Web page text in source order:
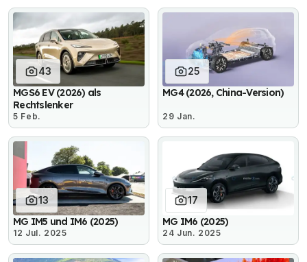
43
MGS6 EV (2026) als
Rechtslenker
5 Feb.
25
MG4 (2026, China-Version)
29 Jan.
13
MG IM5 und IM6 (2025)
12 Jul. 2025
17
MG IM6 (2025)
24 Jun. 2025